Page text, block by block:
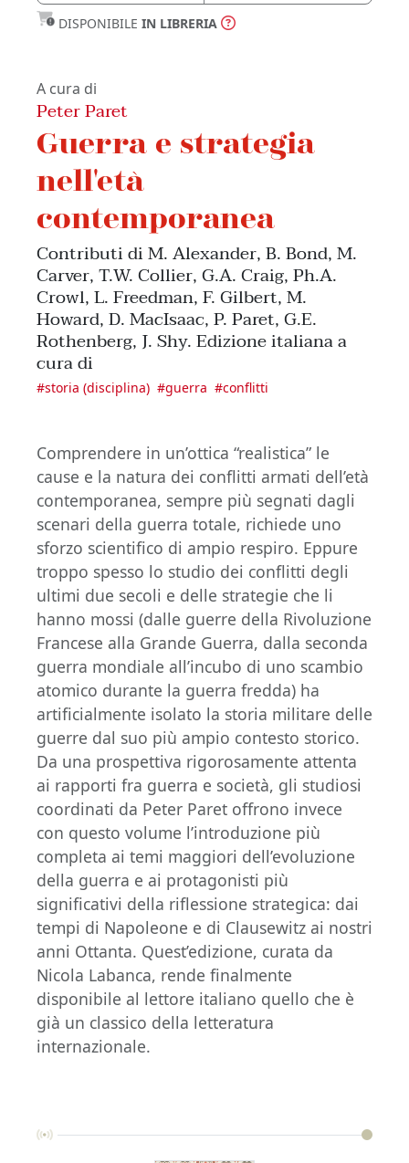
DISPONIBILE IN LIBRERIA
A cura di
Peter Paret
Guerra e strategia
nell'età
contemporanea
Contributi di M. Alexander, B. Bond, M.
Carver, T.W. Collier, G.A. Craig, Ph.A.
Crowl, L. Freedman, F. Gilbert, M.
Howard, D. MacIsaac, P. Paret, G.E.
Rothenberg, J. Shy. Edizione italiana a
cura di
#storia (disciplina) #guerra #conflitti
Comprendere in un’ottica “realistica” le
cause e la natura dei conflitti armati dell’età
contemporanea, sempre più segnati dagli
scenari della guerra totale, richiede uno
sforzo scientifico di ampio respiro. Eppure
troppo spesso lo studio dei conflitti degli
ultimi due secoli e delle strategie che li
hanno mossi (dalle guerre della Rivoluzione
Francese alla Grande Guerra, dalla seconda
guerra mondiale all’incubo di uno scambio
atomico durante la guerra fredda) ha
artificialmente isolato la storia militare delle
guerre dal suo più ampio contesto storico.
Da una prospettiva rigorosamente attenta
ai rapporti fra guerra e società, gli studiosi
coordinati da Peter Paret offrono invece
con questo volume l’introduzione più
completa ai temi maggiori dell’evoluzione
della guerra e ai protagonisti più
significativi della riflessione strategica: dai
tempi di Napoleone e di Clausewitz ai nostri
anni Ottanta. Quest’edizione, curata da
Nicola Labanca, rende finalmente
disponibile al lettore italiano quello che è
già un classico della letteratura
internazionale.